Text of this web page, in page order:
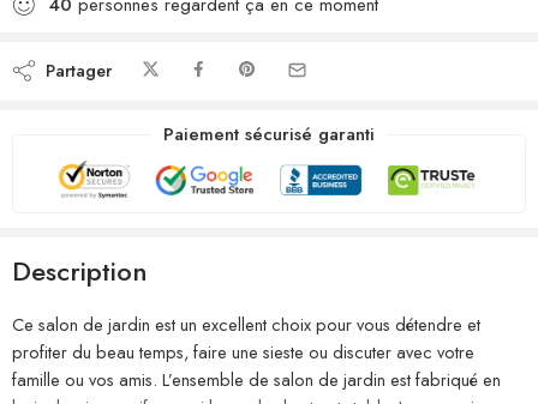
Partager
Paiement sécurisé garanti
Description
Ce salon de jardin est un excellent choix pour vous détendre et
profiter du beau temps, faire une sieste ou discuter avec votre
famille ou vos amis. L’ensemble de salon de jardin est fabriqué en